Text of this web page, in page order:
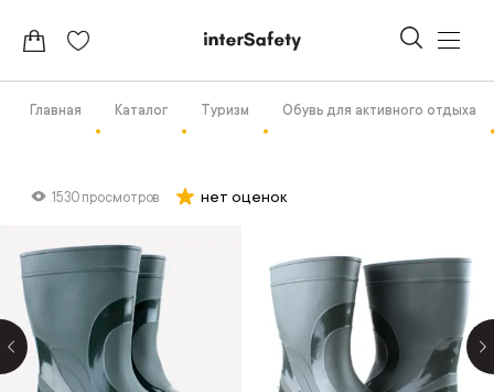
Главная Каталог Туризм Обувь для активного отдыха
1530 просмотров нет оценок